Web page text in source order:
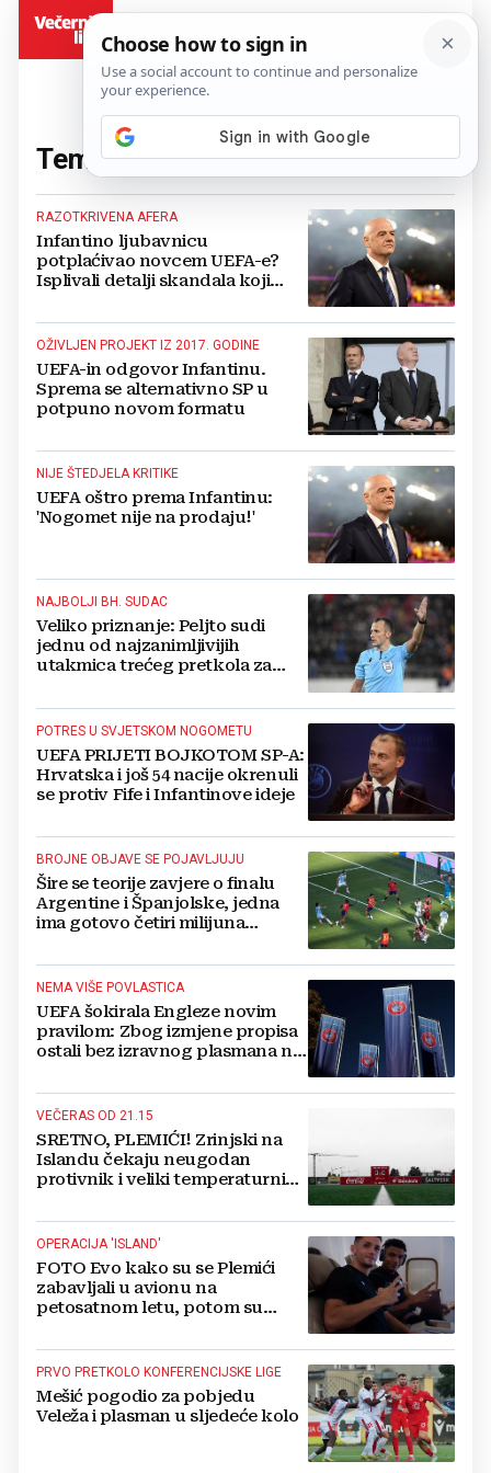
Tema:UEFA(201 članaka)
RAZOTKRIVENA AFERA
Infantino ljubavnicu
potplaćivao novcem UEFA-e?
Isplivali detalji skandala koji
OŽIVLJEN PROJEKT IZ 2017. GODINE
UEFA-in odgovor Infantinu.
Sprema se alternativno SP u
potpuno novom formatu
NIJE ŠTEDJELA KRITIKE
UEFA oštro prema Infantinu:
'Nogomet nije na prodaju!'
NAJBOLJI BH. SUDAC
Veliko priznanje: Peljto sudi
jednu od najzanimljivijih
utakmica trećeg pretkola za
POTRES U SVJETSKOM NOGOMETU
UEFA PRIJETI BOJKOTOM SP-A:
Hrvatska i još 54 nacije okrenuli
se protiv Fife i Infantinove ideje
BROJNE OBJAVE SE POJAVLJUJU
Šire se teorije zavjere o finalu
Argentine i Španjolske, jedna
ima gotovo četiri milijuna
NEMA VIŠE POVLASTICA
UEFA šokirala Engleze novim
pravilom: Zbog izmjene propisa
ostali bez izravnog plasmana na
VEČERAS OD 21.15
SRETNO, PLEMIĆI! Zrinjski na
Islandu čekaju neugodan
protivnik i veliki temperaturni
OPERACIJA 'ISLAND'
FOTO Evo kako su se Plemići
zabavljali u avionu na
petosatnom letu, potom su
PRVO PRETKOLO KONFERENCIJSKE LIGE
Mešić pogodio za pobjedu
Veleža i plasman u sljedeće kolo